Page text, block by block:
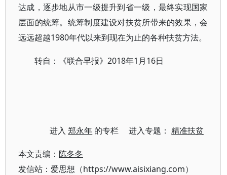
达成，逐步地从市一级提升到省一级，最终实现国家
层面的统筹。统筹制度建设对扶贫所带来的效果，会
远远超越1980年代以来到现在为止的各种扶贫方法。
转自：《联合早报》2018年1月16日
进入郑永年 的专栏 进入专题：精准扶贫
本文责编： 陈冬冬
发信站：爱思想（https://www.aisixiang.com）